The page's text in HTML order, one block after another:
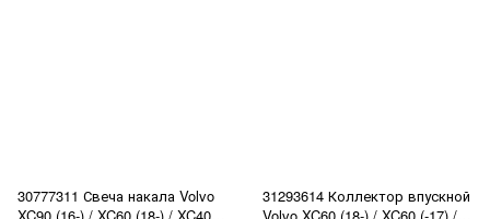
30777311 Свеча накала Volvo
31293614 Коллектор впускной